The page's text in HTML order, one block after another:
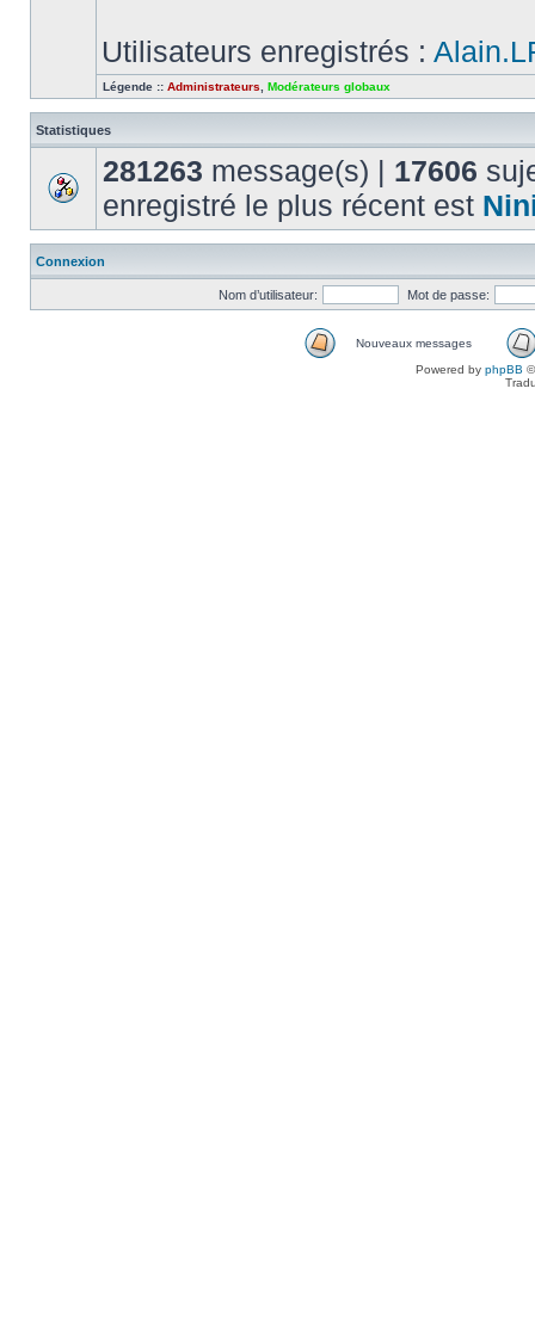
Utilisateurs enregistrés :
Légende :: Administrateurs Modérateurs globaux
Statistiques
281263 message(s) | 17606
enregistré le plus récent est
Connexion
Nom d’utilisateur: Mot de passe:
Nouveaux messages
Powered by phpBB